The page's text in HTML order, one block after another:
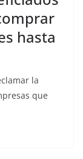
hasta
la
que